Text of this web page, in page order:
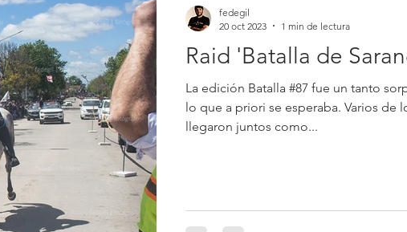
Raid 'Batalla de
La edición Batalla #87 fue un tanto
lo que a priori se esperaba. Varios de
llegaron juntos como...
fedegil
20 oct 2023
1 min de lectura